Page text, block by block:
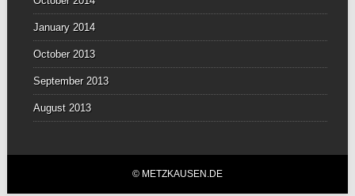
January 2014
October 2013
September 2013
August 2013
© METZKAUSEN.DE